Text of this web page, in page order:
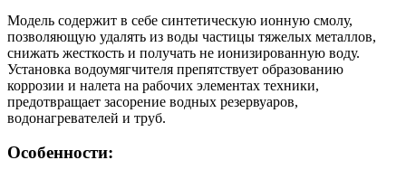
Модель содержит в себе синтетическую ионную смолу,
позволяющую удалять из воды частицы тяжелых металлов,
снижать жесткость и получать не ионизированную воду.
Установка водоумягчителя препятствует образованию
коррозии и налета на рабочих элементах техники,
предотвращает засорение водных резервуаров,
водонагревателей и труб.
Особенности: